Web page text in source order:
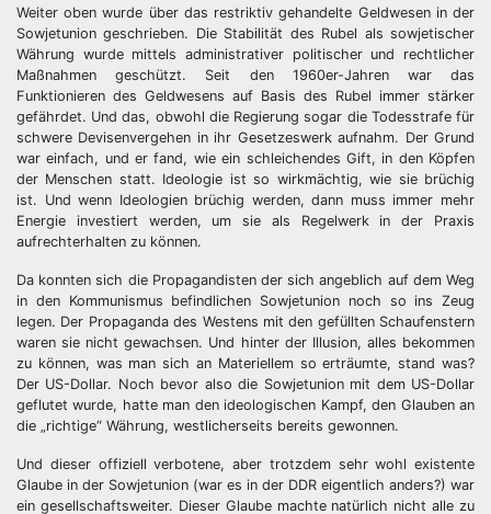
Weiter oben wurde über das restriktiv gehandelte Geldwesen in der
Sowjetunion geschrieben. Die Stabilität des Rubel als sowjetischer
Währung wurde mittels administrativer politischer und rechtlicher
Maßnahmen geschützt. Seit den 1960er-Jahren war das
Funktionieren des Geldwesens auf Basis des Rubel immer stärker
gefährdet. Und das, obwohl die Regierung sogar die Todesstrafe für
schwere Devisenvergehen in ihr Gesetzeswerk aufnahm. Der Grund
war einfach, und er fand, wie ein schleichendes Gift, in den Köpfen
der Menschen statt. Ideologie ist so wirkmächtig, wie sie brüchig
ist. Und wenn Ideologien brüchig werden, dann muss immer mehr
Energie investiert werden, um sie als Regelwerk in der Praxis
aufrechterhalten zu können.
Da konnten sich die Propagandisten der sich angeblich auf dem Weg
in den Kommunismus befindlichen Sowjetunion noch so ins Zeug
legen. Der Propaganda des Westens mit den gefüllten Schaufenstern
waren sie nicht gewachsen. Und hinter der Illusion, alles bekommen
zu können, was man sich an Materiellem so erträumte, stand was?
Der US-Dollar. Noch bevor also die Sowjetunion mit dem US-Dollar
geflutet wurde, hatte man den ideologischen Kampf, den Glauben an
die „richtige“ Währung, westlicherseits bereits gewonnen.
Und dieser offiziell verbotene, aber trotzdem sehr wohl existente
Glaube in der Sowjetunion (war es in der DDR eigentlich anders?) war
ein gesellschaftsweiter. Dieser Glaube machte natürlich nicht alle zu